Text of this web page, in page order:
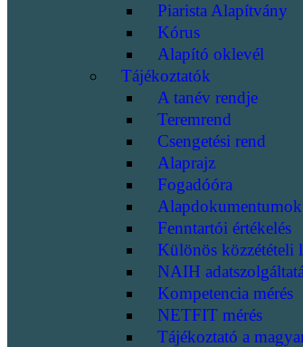
Piarista Alapítvány
Kórus
Alapító oklevél
Tájékoztatók
A tanév rendje
Teremrend
Csengetési rend
Alaprajz
Fogadóóra
Alapdokumentumok
Fenntartói értékelés
Különös közzétételi
NAIH
Kompetencia mérés
NETFIT mérés
Tájékoztató a